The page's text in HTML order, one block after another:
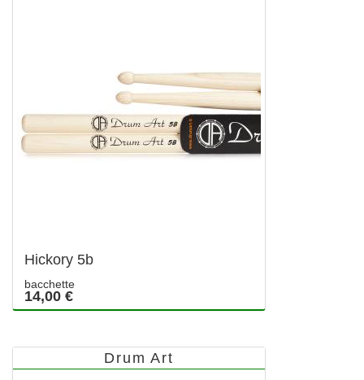
Hickory 5b
bacchette
14,00 €
Drum Art